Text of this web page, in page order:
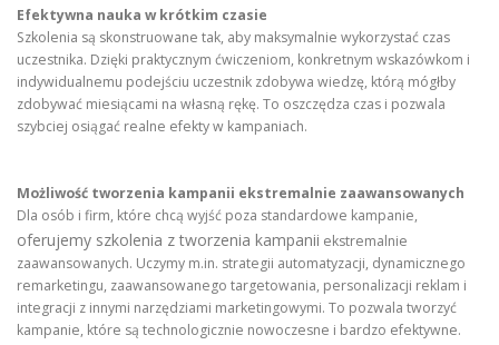
Efektywna nauka w krótkim czasie
Szkolenia są skonstruowane tak, aby maksymalnie wykorzystać czas
uczestnika. Dzięki praktycznym ćwiczeniom, konkretnym wskazówkom i
indywidualnemu podejściu uczestnik zdobywa wiedzę, którą mógłby
zdobywać miesiącami na własną rękę. To oszczędza czas i pozwala
szybciej osiągać realne efekty w kampaniach.
Możliwość tworzenia kampanii ekstremalnie zaawansowanych
Dla osób i firm, które chcą wyjść poza standardowe kampanie,
oferujemy szkolenia z tworzenia kampanii ekstremalnie
zaawansowanych. Uczymy m.in. strategii automatyzacji, dynamicznego
remarketingu, zaawansowanego targetowania, personalizacji reklam i
integracji z innymi narzędziami marketingowymi. To pozwala tworzyć
kampanie, które są technologicznie nowoczesne i bardzo efektywne.